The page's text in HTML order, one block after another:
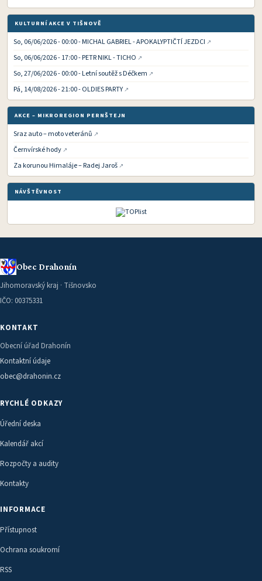
KULTURNÍ AKCE V TIŠNOVĚ
So, 06/06/2026 - 00:00 - MICHAL GABRIEL - APOKALYPTIČTÍ JEZDCI
So, 06/06/2026 - 17:00 - PETR NIKL - TICHO
So, 27/06/2026 - 00:00 - Letní soutěž s Déčkem
Pá, 14/08/2026 - 21:00 - OLDIES PARTY
AKCE – MIKROREGION PERNŠTEJN
Sraz auto – moto veteránů
Černvírské hody
Za korunou Himaláje – Radej Jaroš
NÁVŠTĚVNOST
Obec Drahonín
Jihomoravský kraj · Tišnovsko
IČO: 00375331
KONTAKT
Obecní úřad Drahonín
Kontaktní údaje
obec@drahonin.cz
RYCHLÉ ODKAZY
Úřední deska
Kalendář akcí
Rozpočty a audity
Kontakty
INFORMACE
Přístupnost
Ochrana soukromí
RSS